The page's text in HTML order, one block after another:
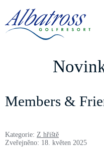
Members &
Kategorie: Z hřiště
Zveřejněno: 18. květen 2025